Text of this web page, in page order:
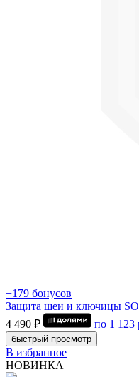
+179 бонусов
Защита шеи и ключицы
4 490 ₽
по 1 123
быстрый просмотр
В избранное
НОВИНКА